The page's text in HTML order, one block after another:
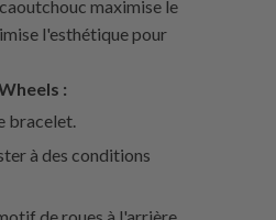
maximise le
l'esthétique pour
:
bracelet.
à des conditions